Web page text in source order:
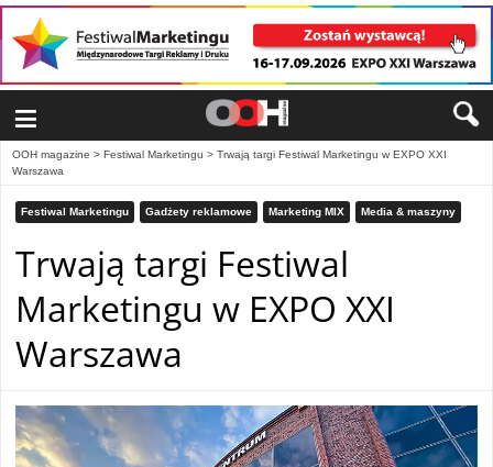
≡
OOH magazine > Festiwal Marketingu > Trwają targi Festiwal Marketingu w EXPO XXI
Warszawa
Festiwal Marketingu Gadżety reklamowe Marketing MIX Media & maszyny
Trwają targi Festiwal
Marketingu w EXPO XXI
Warszawa